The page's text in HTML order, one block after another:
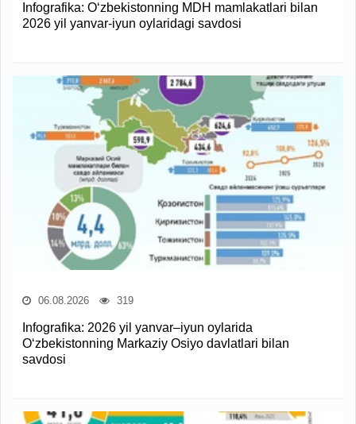
Infografika: O‘zbekistonning MDH mamlakatlari bilan
2026 yil yanvar-iyun oylaridagi savdosi
06.08.2026 319
Infografika: 2026 yil yanvar–iyun oylarida
O‘zbekistonning Markaziy Osiyo davlatlari bilan
savdosi